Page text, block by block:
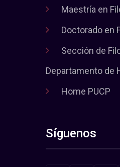
Maestría en
Doctorado en
Sección de
Departamento de
Home PUCP
Síguenos